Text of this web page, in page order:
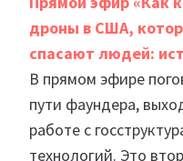
дроны в США,
спасают людей:
В прямом эфире
пути фаундера,
работе с
технологий. Это